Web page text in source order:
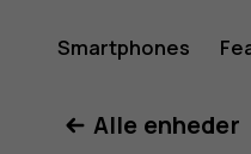
Smartphones
Alle enheder